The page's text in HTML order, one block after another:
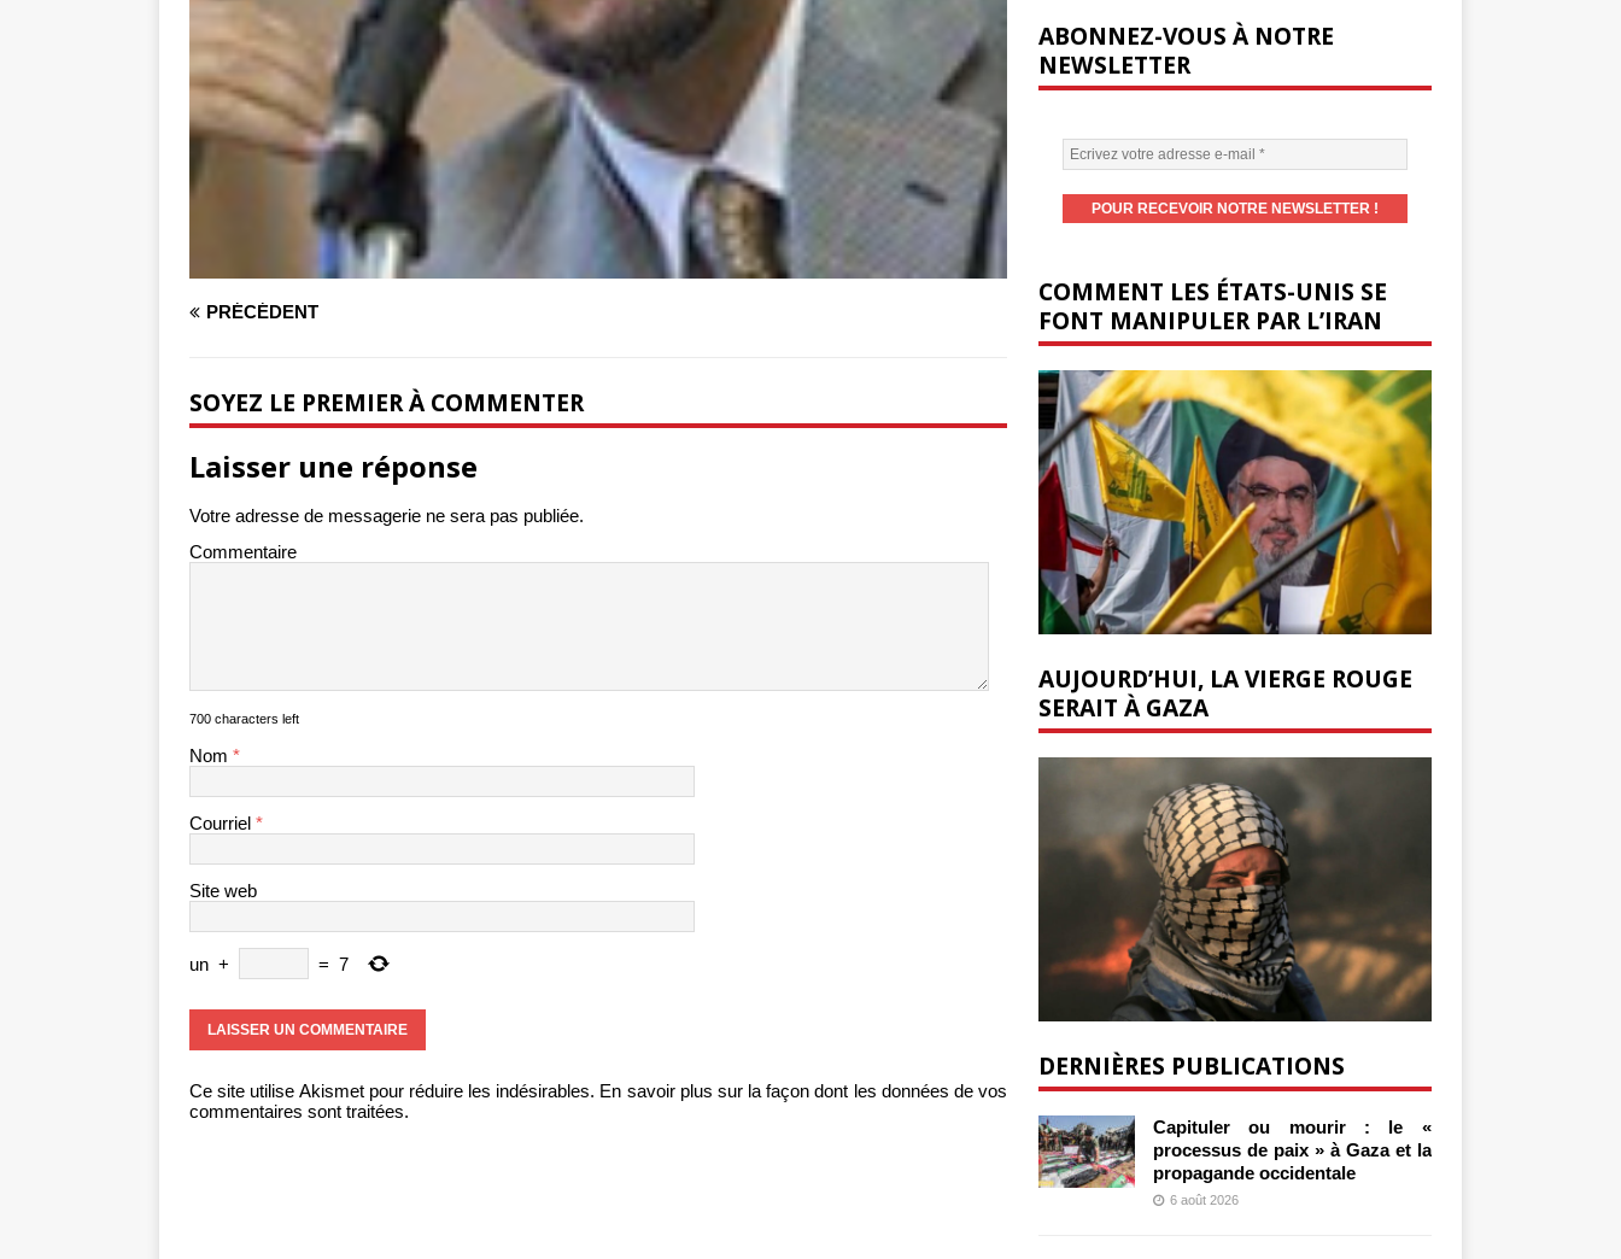
PRÉCÉDENT
SOYEZ LE PREMIER À COMMENTER
Laisser une réponse
Votre adresse de messagerie ne sera pas publiée.
Commentaire
700 characters left
Nom *
Courriel *
Site web
un + = 7
Ce site utilise Akismet pour réduire les indésirables. En savoir plus sur la façon dont les données de vos
commentaires sont traitées.
ABONNEZ-VOUS À NOTRE
NEWSLETTER
COMMENT LES ÉTATS-UNIS SE
FONT MANIPULER PAR L’IRAN
AUJOURD’HUI, LA VIERGE ROUGE
SERAIT À GAZA
DERNIÈRES PUBLICATIONS
Capituler ou mourir : le «
processus de paix » à Gaza et la
propagande occidentale
6 août 2026